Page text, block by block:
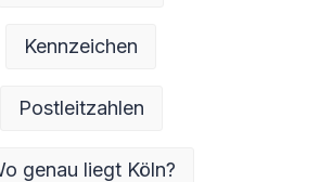
Kennzeichen
Postleitzahlen
genau liegt Köln?